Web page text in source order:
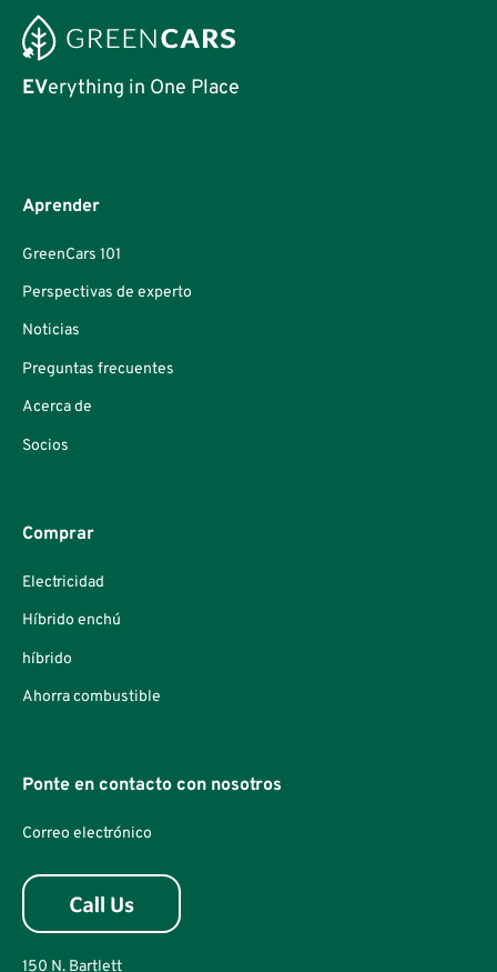
EVerything in One Place
Aprender
GreenCars 101
Perspectivas de experto
Noticias
Preguntas frecuentes
Acerca de
Socios
Comprar
Electricidad
Híbrido enchú
híbrido
Ahorra combustible
Ponte en contacto con nosotros
Correo electrónico
150 N. Bartlett